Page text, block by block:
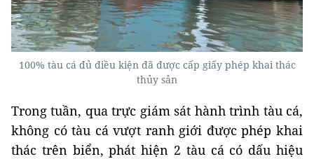
100% tàu cá đủ điều kiện đã được cấp giấy phép khai thác
thủy sản
Trong tuần, qua trực giám sát hành trình tàu cá,
không có tàu cá vượt ranh giới được phép khai
thác trên biển, phát hiện 2 tàu cá có dấu hiệu